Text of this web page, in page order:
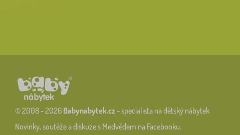
© 2008 - 2026 Babynabytek.cz- specialista na dětský nábytek
Novinky, soutěže a diskuze s Medvědem na Facebooku.